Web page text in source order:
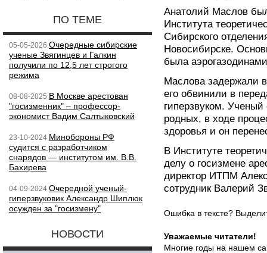
ПО ТЕМЕ
05-05-2026 Очередные сибирские
ученые Звягинцев и Галкин
получили по 12,5 лет строгого
режима
08-08-2025 В Москве арестован
"госизменник" – профессор-
экономист Вадим Салтыковский
23-10-2024 Минобороны РФ
судится с разработчиком
снарядов — институтом им. В.В.
Бахирева
04-09-2024 Очередной ученый-
гиперзвуковик Александр Шиплюк
осужден за "госизмену"
НОВОСТИ
Анатолий Маслов
Института
Сибирского
Новосибирске.
была
Маслова задержали
его обвинили в
гиперзвуком.
родных, в ходе
здоровья и он
В Институте
делу о госизмене
директор ИТПМ
сотрудник Валерий
Ошибка в тексте?
Уважаемые читатели!
Многие годы на нашем